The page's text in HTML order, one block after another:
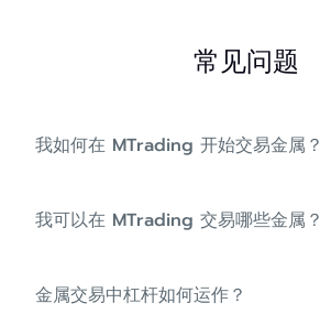
常见问题
我如何在 MTrading 开始交易金属？
我可以在 MTrading 交易哪些金属？
金属交易中杠杆如何运作？